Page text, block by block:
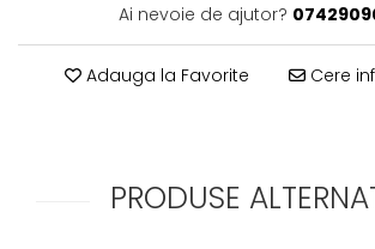
Ai nevoie de ajutor?
Adauga la Favorite Cere
PRODUSE